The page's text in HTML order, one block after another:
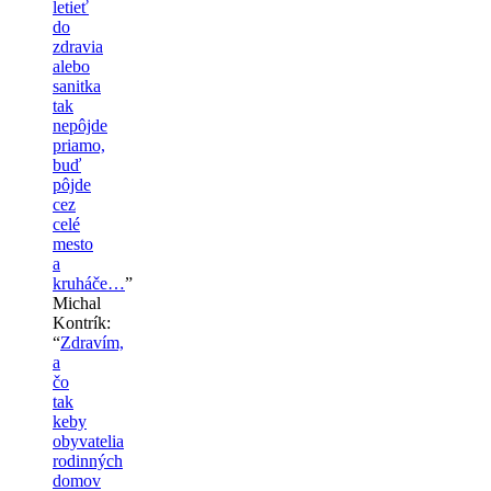
letieť
do
zdravia
alebo
sanitka
tak
nepôjde
priamo,
buď
pôjde
cez
celé
mesto
a
kruháče…”
Michal
Kontrík:
“Zdravím,
a
čo
tak
keby
obyvatelia
rodinných
domov